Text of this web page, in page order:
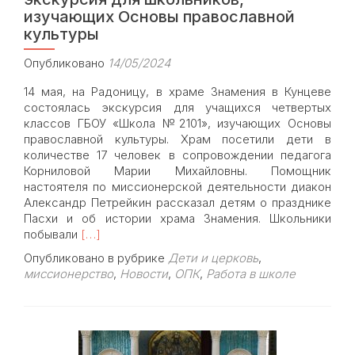
изучающих Основы православной
культуры
Опубликовано 14/05/2024
14 мая, на Радоницу, в храме Знамения в Кунцеве
состоялась экскурсия для учащихся четвертых
классов ГБОУ «Школа №2101», изучающих Основы
православной культуры. Храм посетили дети в
количестве 17 человек в сопровождении педагога
Корниловой Марии Михайловны. Помощник
настоятеля по миссионерской деятельности диакон
Александр Петрейкин рассказал детям о празднике
Пасхи и об истории храма Знамения. Школьники
побывали Read
about
14
храме
Знамения
[…]
Опубликовано в рубрике Дети и церковь,
миссионерство, Новости, ОПК, Работа в школе